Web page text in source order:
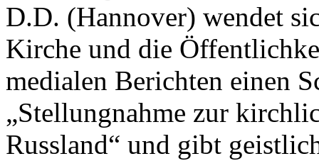
D.D. (Hannover) wendet
Kirche und die
medialen Berichten einen
„Stellungnahme zur
Russland“ und gibt